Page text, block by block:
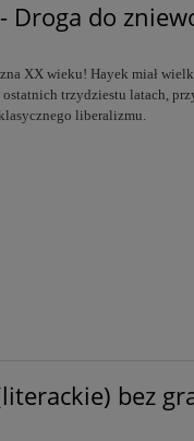
Droga do
XX wieku! Hayek miał
trzydziestu latach,
liberalizmu.
bez